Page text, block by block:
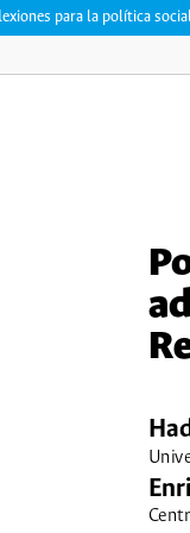
para la política